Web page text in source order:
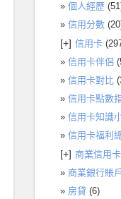
個人經歷
信用分數
[+] 信用卡
信用卡伴侶
信用卡對比
信用卡點數
信用卡知識
信用卡福利
[+] 商業信用卡
商業銀行賬戶
房貸 (6)